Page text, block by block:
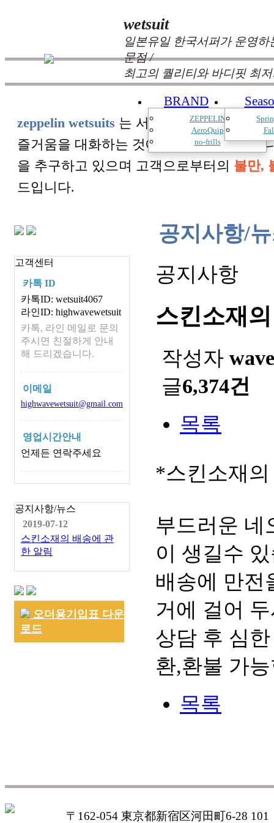
wetsuit
일본유일 한국서퍼가 운영
문점 /
최고의 퀄리티와 바디핏 최
BRAND
ZEPPELIN
AeroQuip
no-frills
zeppelin wetsuits 는 서퍼들의 느낌과 의견
즐거움을 대화하는 것에 목표를 두고 있
을 추구하고 있으며 고객으로부터의 불만,
드입니다.
고객센터
카톡 ID
카톡ID: wetsuit4067
라인ID: highwavewetsuit
카톡, 라인 메일로 문의
주시면 친절하게 안내
해 드리겠습니다.
이메일
highwavewetsuit@gmail.com
영업시간안내
언제든 연락주세요
공지사항/뉴스
2019-07-12
스킨소재의 배송에 관
한 알림
오더용기입표 다운
로드
공지사항/
공지사항
스킨소재
작성자 wave
글6,374건
목록
*스킨소재
부드러운 네
이 생길수
배송에 만전
거에 걸어
상담 후 심
환,환불 가
목록
〒162-054 東京都新宿区河田町6-28 101